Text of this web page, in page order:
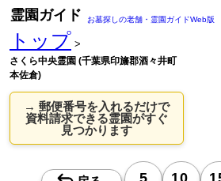
霊園ガイド お墓探しの老舗・霊園ガイドWeb版
トップ >
さくら中央霊園 (千葉県印旛郡酒々井町
本佐倉)
→ 郵便番号を入れるだけで
資料請求できる霊園がすぐ
見つかります